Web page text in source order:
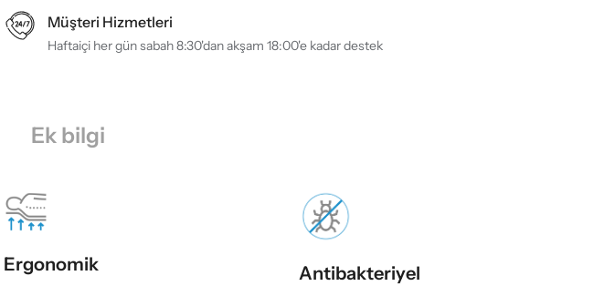
Müşteri Hizmetleri
Haftaiçi her gün sabah 8:30'dan akşam 18:00'e kadar destek
Ek bilgi
Ergonomik Antibakteriyel